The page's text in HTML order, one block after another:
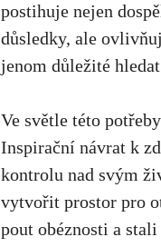
postihuje nejen
důsledky, ale
jenom⁤ důležité
Ve světle ‌této
Inspirační návrat k⁢
kontrolu nad svým
vytvořit prostor pro
pout obéznosti a‍